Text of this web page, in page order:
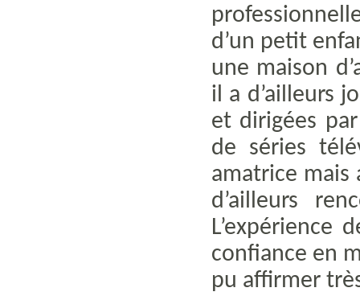
d’un petit
une maison
il a d’ailleurs
et dirigées
de séries
amatrice mais
d’ailleurs
L’expérience
confiance en
pu affirmer